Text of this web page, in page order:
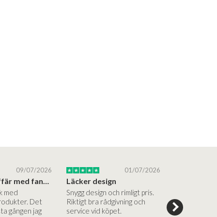
09/07/2026
Superbra affär med fantastiska produkter
med
Det
gången jag
01/07/2026
Läcker design
Snygg design och rimligt pris.
Riktigt bra rådgivning och
service vid köpet.
hjälpsamma
vägledning